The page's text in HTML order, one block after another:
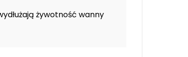
żywotność wanny